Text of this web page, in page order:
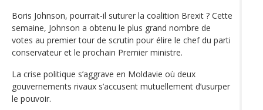
Boris Johnson, pourrait-il suturer la coalition Brexit ? Cette
semaine, Johnson a obtenu le plus grand nombre de
votes au premier tour de scrutin pour élire le chef du parti
conservateur et le prochain Premier ministre.
La crise politique s’aggrave en Moldavie où deux
gouvernements rivaux s’accusent mutuellement d’usurper
le pouvoir.